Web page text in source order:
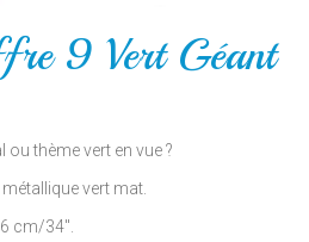
9 Vert Géant
thème vert en vue ?
vert mat.
cm/34".